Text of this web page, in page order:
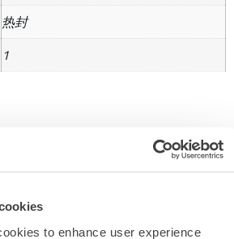
to enhance user experience
热封
1